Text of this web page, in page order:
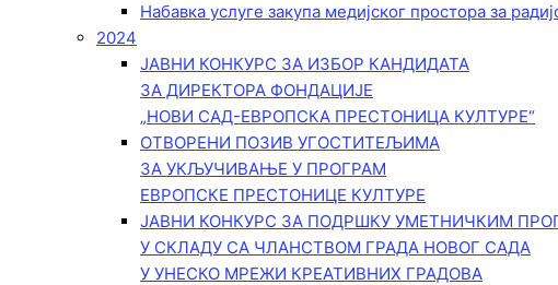
Набавка услуге закупа медијског простора за
2024
ЈАВНИ КОНКУРС ЗА ИЗБОР КАНДИДАТА
ЗА ДИРЕКТОРА ФОНДАЦИЈЕ
„НОВИ САД-ЕВРОПСКА ПРЕСТОНИЦА КУЛТУРЕ“
ОТВОРЕНИ ПОЗИВ УГОСТИТЕЉИМА
ЗА УКЉУЧИВАЊЕ У ПРОГРАМ
ЕВРОПСКЕ ПРЕСТОНИЦЕ КУЛТУРЕ
ЈАВНИ КОНКУРС ЗА ПОДРШКУ УМЕТНИЧКИМ
У СКЛАДУ СА ЧЛАНСТВОМ ГРАДА НОВОГ САДА
У УНЕСКО МРЕЖИ КРЕАТИВНИХ ГРАДОВА